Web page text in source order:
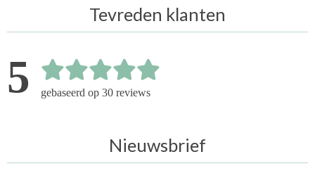
Tevreden klanten
5 gebaseerd op 30 reviews
Nieuwsbrief